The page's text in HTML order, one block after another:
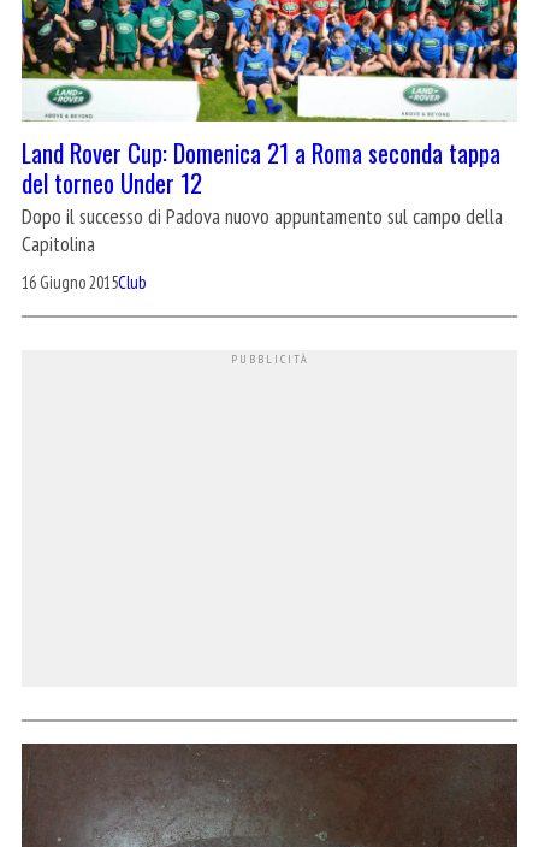
Land Rover Cup: Domenica 21 a Roma seconda tappa
del torneo Under 12
Dopo il successo di Padova nuovo appuntamento sul campo della
Capitolina
16 Giugno 2015Club